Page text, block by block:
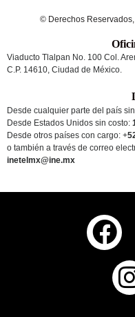
© Derechos
Viaducto Tlalpan No. 100 Col.
C.P. 14610, Ciudad de México.
Desde cualquier parte del país
Desde Estados Unidos sin costo:
Desde otros países con cargo: +
o también a través de correo
inetelmx@ine.mx